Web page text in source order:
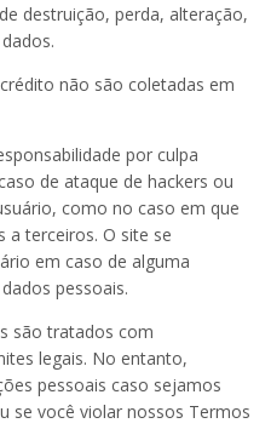
destruição, perda, alteração,
não são coletadas em
por culpa
de ataque de hackers ou
como no caso em que
a terceiros. O site se
em caso de alguma
pessoais.
são tratados com
legais. No entanto,
pessoais caso sejamos
se você violar nossos Termos